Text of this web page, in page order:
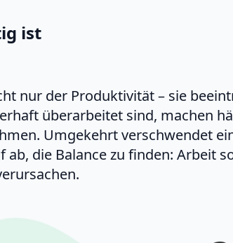
ist
nur der Produktivität – sie
überarbeitet sind, machen
Umgekehrt verschwendet
die Balance zu finden: Arbeit